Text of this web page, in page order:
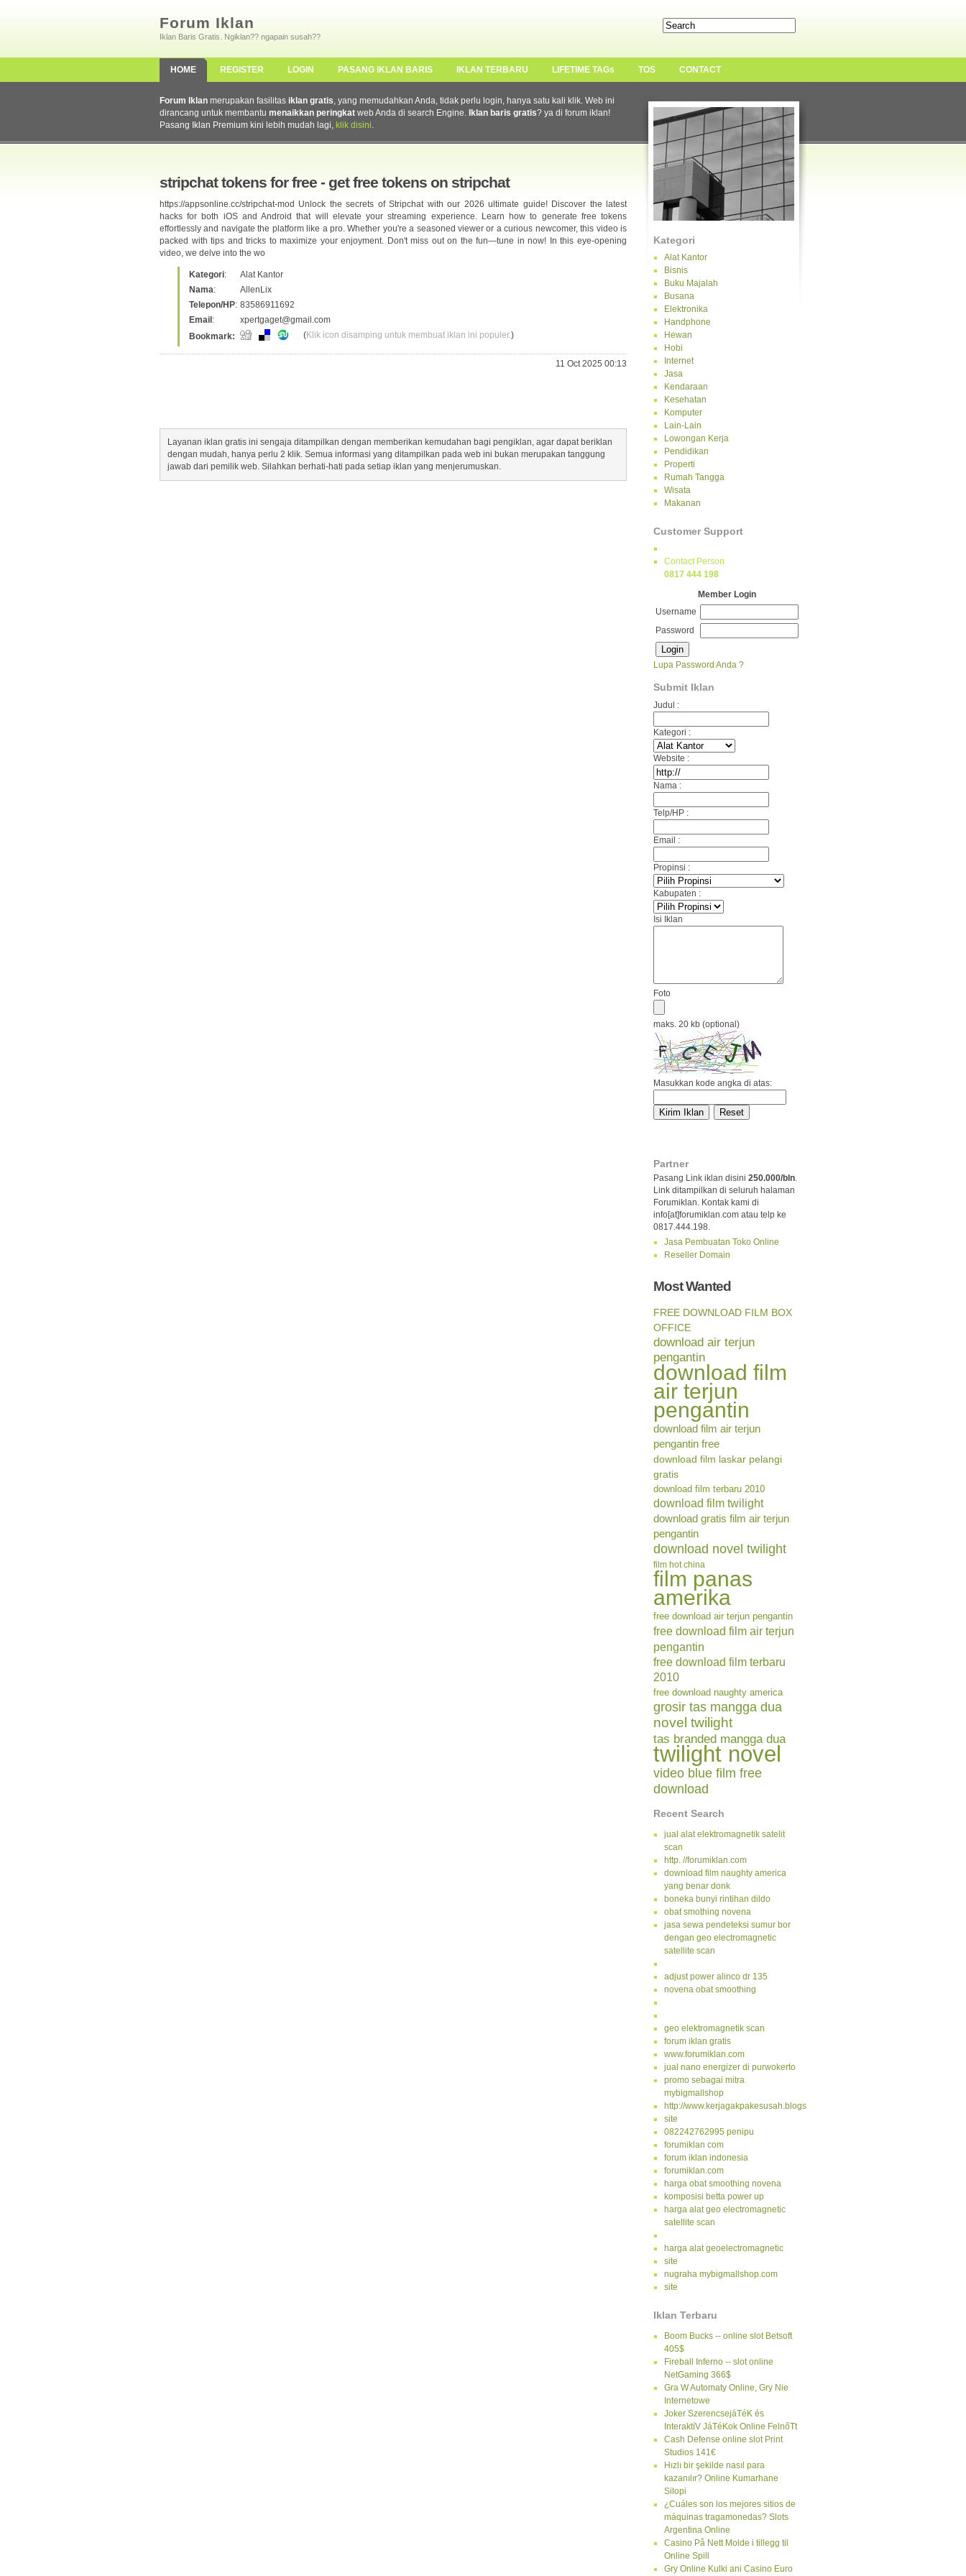
Forum Iklan
Iklan Baris Gratis. Ngiklan?? ngapain susah??
HOME REGISTER LOGIN PASANG IKLAN BARIS IKLAN TERBARU LIFETIME TAGs TOS CONTACT
Kategori
Alat Kantor
Bisnis
Buku Majalah
Busana
Elektronika
Handphone
Hewan
Hobi
Internet
Jasa
Kendaraan
Kesehatan
Komputer
Lain-Lain
Lowongan Kerja
Pendidikan
Properti
Rumah Tangga
Wisata
Makanan
Customer Support
Contact Person
0817 444 198
Member Login
Username
Password
Lupa Password Anda ?
Submit Iklan
Judul :
Kategori :
Website :
Nama :
Telp/HP :
Email :
Propinsi :
Kabupaten :
Isi Iklan
Foto
maks. 20 kb (optional)
Masukkan kode angka di atas:
Partner
Pasang Link iklan disini 250.000/bln.
Link ditampilkan di seluruh halaman
Forumiklan. Kontak kami di
info[at]forumiklan.com atau telp ke
0817.444.198.
Jasa Pembuatan Toko Online
Reseller Domain
Most Wanted
FREE DOWNLOAD FILM BOX
OFFICE
download air terjun
pengantin
download film
air terjun
pengantin
download film air terjun
pengantin free
download film laskar pelangi
gratis
download film terbaru 2010
download film twilight
download gratis film air terjun
pengantin
download novel twilight
film hot china
film panas
amerika
free download air terjun pengantin
free download film air terjun
pengantin
free download film terbaru
2010
free download naughty america
grosir tas mangga dua
novel twilight
tas branded mangga dua
twilight novel
video blue film free
download
Recent Search
jual alat elektromagnetik satelit
scan
http. //forumiklan.com
download film naughty america
yang benar donk
boneka bunyi rintihan dildo
obat smothing novena
jasa sewa pendeteksi sumur bor
dengan geo electromagnetic
satellite scan
adjust power alinco dr 135
novena obat smoothing
geo elektromagnetik scan
forum iklan gratis
www.forumiklan.com
jual nano energizer di purwokerto
promo sebagai mitra
mybigmallshop
http://www.kerjagakpakesusah.blogspot.com/
site
082242762995 penipu
forumiklan com
forum iklan indonesia
forumiklan.com
harga obat smoothing novena
komposisi betta power up
harga alat geo electromagnetic
satellite scan
harga alat geoelectromagnetic
site
nugraha mybigmallshop.com
site
Iklan Terbaru
Boom Bucks -- online slot Betsoft
405$
Fireball Inferno -- slot online
NetGaming 366$
Gra W Automaty Online, Gry Nie
Internetowe
Joker SzerencsejáTéK és
InteraktíV JáTéKok Online FelnőTt
Cash Defense online slot Print
Studios 141€
Hızlı bir şekilde nasıl para
kazanılır? Online Kumarhane
Silopi
¿Cuáles son los mejores sitios de
máquinas tragamonedas? Slots
Argentina Online
Casino På Nett Molde i tillegg til
Online Spill
Gry Online Kulki ani Casino Euro
Forum Iklan merupakan fasilitas iklan gratis, yang memudahkan Anda, tidak perlu login, hanya satu kali klik. Web ini
dirancang untuk membantu menaikkan peringkat web Anda di search Engine. Iklan baris gratis? ya di forum iklan!
Pasang Iklan Premium kini lebih mudah lagi, klik disini.
stripchat tokens for free - get free tokens on stripchat
https://appsonline.cc/stripchat-mod Unlock the secrets of Stripchat with our 2026 ultimate guide! Discover the latest
hacks for both iOS and Android that will elevate your streaming experience. Learn how to generate free tokens
effortlessly and navigate the platform like a pro. Whether you're a seasoned viewer or a curious newcomer, this video is
packed with tips and tricks to maximize your enjoyment. Don't miss out on the fun—tune in now! In this eye-opening
video, we delve into the wo
Kategori:
Alat Kantor
Nama:
AllenLix
Telepon/HP: 83586911692
Email :
xpertgaget@gmail.com
Bookmark:
(Klik icon disamping untuk membuat iklan ini populer.)
11 Oct 2025 00:13
Layanan iklan gratis ini sengaja ditampilkan dengan memberikan kemudahan bagi pengiklan, agar dapat beriklan
dengan mudah, hanya perlu 2 klik. Semua informasi yang ditampilkan pada web ini bukan merupakan tanggung
jawab dari pemilik web. Silahkan berhati-hati pada setiap iklan yang menjerumuskan.